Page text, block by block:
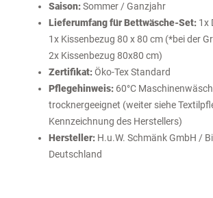
Saison:Sommer / Ganzjahr
Lieferumfang für Bettwäsche-Set: 1x
1x Kissenbezug 80 x 80 cm (*bei der
2x Kissenbezug 80x80 cm)
Zertifikat:Öko-Tex Standard
Pflegehinweis: 60°C
trocknergeeignet (weiter siehe
Kennzeichnung des Herstellers)
Hersteller: H.u.W. Schmänk GmbH /
Deutschland